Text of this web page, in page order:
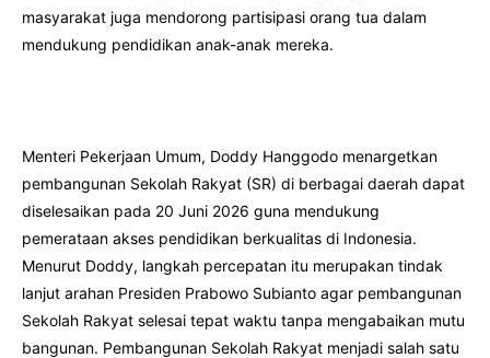
masyarakat juga mendorong partisipasi orang tua dalam
mendukung pendidikan anak-anak mereka.
Menteri Pekerjaan Umum, Doddy Hanggodo menargetkan
pembangunan Sekolah Rakyat (SR) di berbagai daerah dapat
diselesaikan pada 20 Juni 2026 guna mendukung
pemerataan akses pendidikan berkualitas di Indonesia.
Menurut Doddy, langkah percepatan itu merupakan tindak
lanjut arahan Presiden Prabowo Subianto agar pembangunan
Sekolah Rakyat selesai tepat waktu tanpa mengabaikan mutu
bangunan. Pembangunan Sekolah Rakyat menjadi salah satu